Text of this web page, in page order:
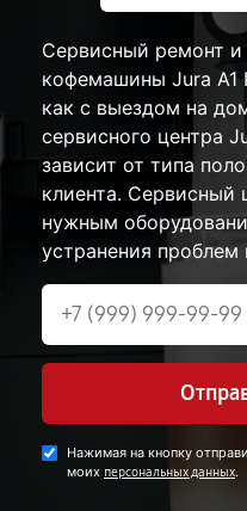
Сервисный ремонт
кофемашины Jura A1
как с выездом на
сервисного центра
зависит от типа
клиента. Сервисный
нужным
устранения
Нажимая на кнопку
моих персональных данных.